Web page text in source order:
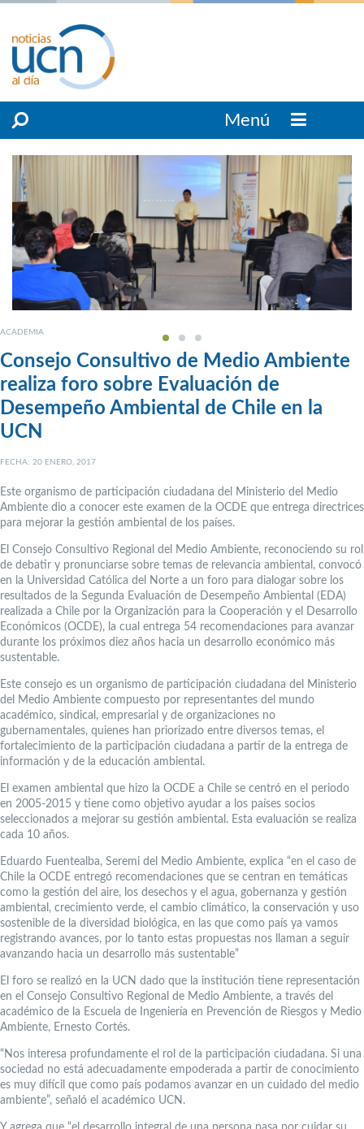
Menú
ACADEMIA
Consejo Consultivo de Medio Ambiente
realiza foro sobre Evaluación de
Desempeño Ambiental de Chile en la
UCN
FECHA: 20 ENERO, 2017
Este organismo de participación ciudadana del Ministerio del Medio
Ambiente dio a conocer este examen de la OCDE que entrega directrices
para mejorar la gestión ambiental de los países.
El Consejo Consultivo Regional del Medio Ambiente, reconociendo su rol
de debatir y pronunciarse sobre temas de relevancia ambiental, convocó
en la Universidad Católica del Norte a un foro para dialogar sobre los
resultados de la Segunda Evaluación de Desempeño Ambiental (EDA)
realizada a Chile por la Organización para la Cooperación y el Desarrollo
Económicos (OCDE), la cual entrega 54 recomendaciones para avanzar
durante los próximos diez años hacia un desarrollo económico más
sustentable.
Este consejo es un organismo de participación ciudadana del Ministerio
del Medio Ambiente compuesto por representantes del mundo
académico, sindical, empresarial y de organizaciones no
gubernamentales, quienes han priorizado entre diversos temas, el
fortalecimiento de la participación ciudadana a partir de la entrega de
información y de la educación ambiental.
El examen ambiental que hizo la OCDE a Chile se centró en el periodo
en 2005-2015 y tiene como objetivo ayudar a los países socios
seleccionados a mejorar su gestión ambiental. Esta evaluación se realiza
cada 10 años.
Eduardo Fuentealba, Seremi del Medio Ambiente, explica “en el caso de
Chile la OCDE entregó recomendaciones que se centran en temáticas
como la gestión del aire, los desechos y el agua, gobernanza y gestión
ambiental, crecimiento verde, el cambio climático, la conservación y uso
sostenible de la diversidad biológica, en las que como país ya vamos
registrando avances, por lo tanto estas propuestas nos llaman a seguir
avanzando hacia un desarrollo más sustentable”
El foro se realizó en la UCN dado que la institución tiene representación
en el Consejo Consultivo Regional de Medio Ambiente, a través del
académico de la Escuela de Ingeniería en Prevención de Riesgos y Medio
Ambiente, Ernesto Cortés.
“Nos interesa profundamente el rol de la participación ciudadana. Si una
sociedad no está adecuadamente empoderada a partir de conocimiento
es muy difícil que como país podamos avanzar en un cuidado del medio
ambiente”, señaló el académico UCN.